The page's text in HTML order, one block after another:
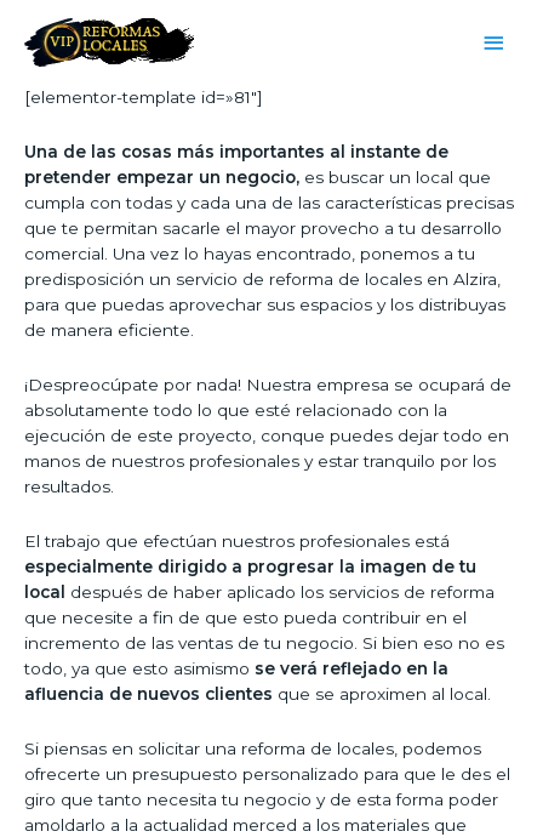
[elementor-template id=»81″]
Una de las cosas más importantes al instante de
pretender empezar un negocio, es buscar un local que
cumpla con todas y cada una de las características precisas
que te permitan sacarle el mayor provecho a tu desarrollo
comercial. Una vez lo hayas encontrado, ponemos a tu
predisposición un servicio de reforma de locales en Alzira,
para que puedas aprovechar sus espacios y los distribuyas
de manera eficiente.
¡Despreocúpate por nada! Nuestra empresa se ocupará de
absolutamente todo lo que esté relacionado con la
ejecución de este proyecto, conque puedes dejar todo en
manos de nuestros profesionales y estar tranquilo por los
resultados.
El trabajo que efectúan nuestros profesionales está
especialmente dirigido a progresar la imagen de tu
local
después de haber aplicado los servicios de reforma
que necesite a fin de que esto pueda contribuir en el
incremento de las ventas de tu negocio. Si bien eso no es
todo, ya que esto asimismo se verá reflejado en la
afluencia de nuevos clientes que se aproximen al local.
Si piensas en solicitar una reforma de locales, podemos
ofrecerte un presupuesto personalizado para que le des el
giro que tanto necesita tu negocio y de esta forma poder
amoldarlo a la actualidad merced a los materiales que